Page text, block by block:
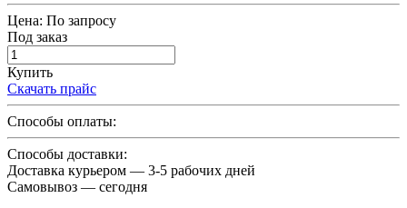
Цена: По запросу
Под заказ
Купить
Скачать прайс
Способы оплаты:
Способы доставки:
Доставка курьером — 3-5 рабочих дней
Самовывоз — сегодня